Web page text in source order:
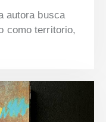
autora busca
como territorio,